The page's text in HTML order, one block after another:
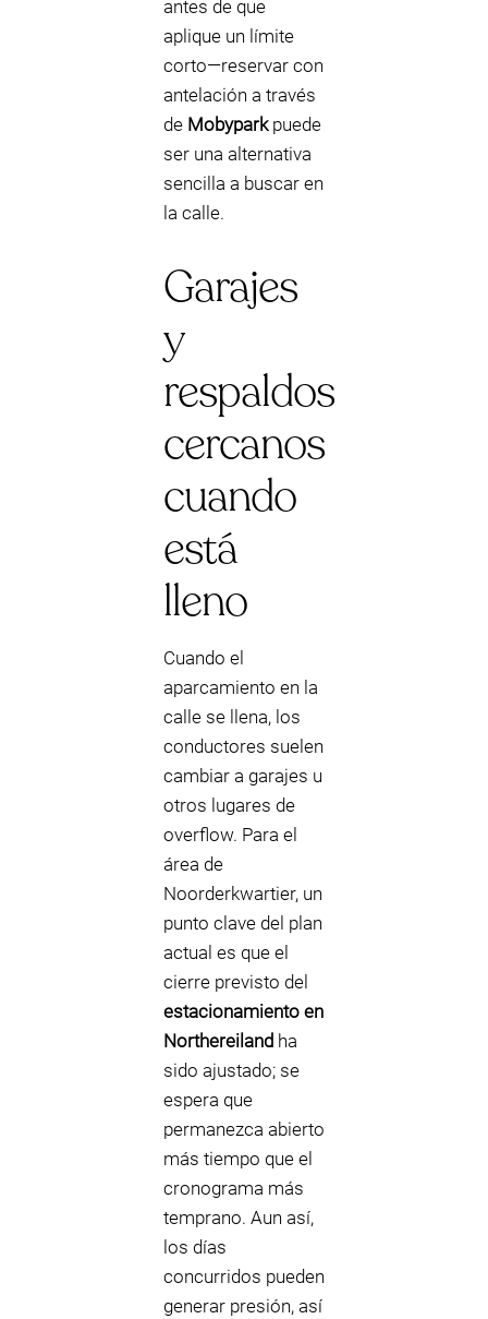
antes de que
aplique un límite
corto—reservar con
antelación a través
de Mobyparkpuede
ser una alternativa
sencilla a buscar en
la calle.
Garajes
y
respaldos
cercanos
cuando
está
lleno
Cuando el
aparcamiento en la
calle se llena, los
conductores suelen
cambiar a garajes u
otros lugares de
overflow. Para el
área de
Noorderkwartier, un
punto clave del plan
actual es que el
cierre previsto del
estacionamiento en
Northereiland ha
sido ajustado; se
espera que
permanezca abierto
más tiempo que el
cronograma más
temprano. Aun así,
los días
concurridos pueden
generar presión, así